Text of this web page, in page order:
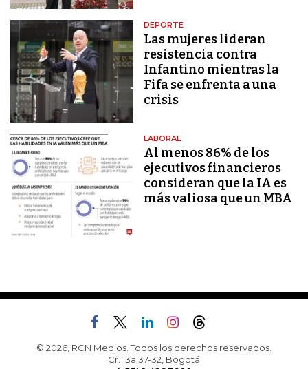
DEPORTE
Las mujeres lideran
resistencia contra
Infantino mientras la
Fifa se enfrenta a una
crisis
LABORAL
Al menos 86% de los
ejecutivos financieros
consideran que la IA es
más valiosa que un MBA
© 2026, RCN Medios. Todos los derechos reservados.
Cr. 13a 37-32, Bogotá